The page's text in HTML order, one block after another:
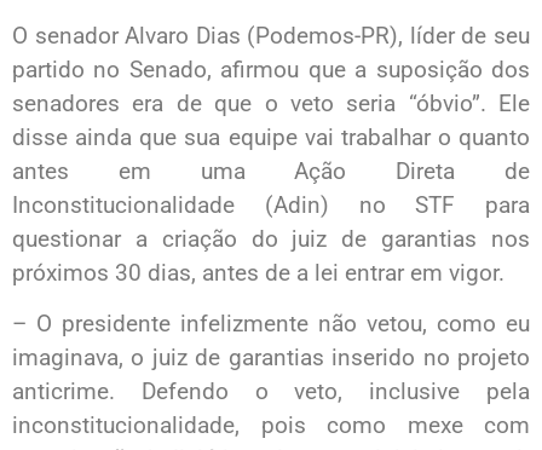
O senador Alvaro Dias (Podemos-PR), líder de seu
partido no Senado, afirmou que a suposição dos
senadores era de que o veto seria “óbvio”. Ele
disse ainda que sua equipe vai trabalhar o quanto
antes em uma Ação Direta de
Inconstitucionalidade (Adin) no STF para
questionar a criação do juiz de garantias nos
próximos 30 dias, antes de a lei entrar em vigor.
– O presidente infelizmente não vetou, como eu
imaginava, o juiz de garantias inserido no projeto
anticrime. Defendo o veto, inclusive pela
inconstitucionalidade, pois como mexe com